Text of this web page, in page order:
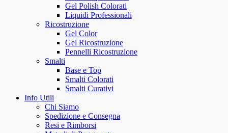
Gel Polish Colorati
Liquidi Professionali
Ricostruzione
Gel Color
Gel Ricostruzione
Pennelli Ricostruzione
Smalti
Base e Top
Smalti Colorati
Smalti Curativi
Info Utili
Chi Siamo
Spedizione e Consegna
Resi e Rimborsi